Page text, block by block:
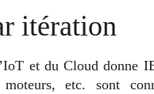
itération
et du Cloud donne
etc. sont